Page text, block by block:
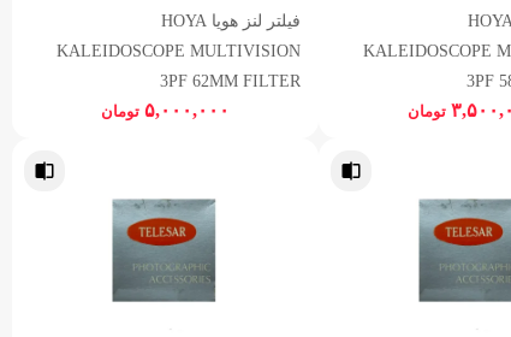
فیلتر لنز هویا HOYA
KALEIDOSCOPE
3PF
تومان
فیلتر لنز هویا HOYA
KALEIDOSCOPE MULTIVISION
3PF 62MM FILTER
۵,۰۰۰,۰۰۰ تومان